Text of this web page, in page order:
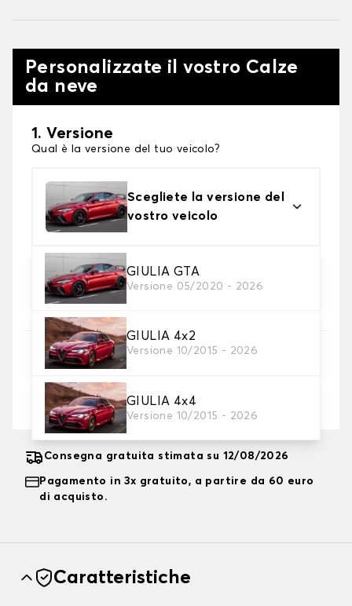
Personalizzate il vostro Calze
da neve
1. Versione
Qual è la versione del tuo veicolo?
Scegliete la versione del
vostro veicolo
GIULIA GTA
Versione 05/2020 - 2026
GIULIA 4x2
Versione 10/2015 - 2026
GIULIA 4x4
Versione 10/2015 - 2026
2. Finitura a calza
Scegli le calze da neve adatte alle tue necessità
3. Dimensioni
Inserire le dimensioni del pneumatico
Dove posso trovare le misure dei pneumatici?
Consegna gratuita stimata su 12/08/2026
Pagamento in 3x gratuito, a partire da 60 euro
di acquisto.
Caratteristiche